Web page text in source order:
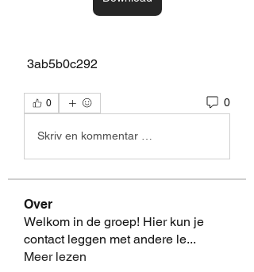
3ab5b0c292
0 0
Skriv en kommentar …
Over
Welkom in de groep! Hier kun je
contact leggen met andere le...
Meer lezen